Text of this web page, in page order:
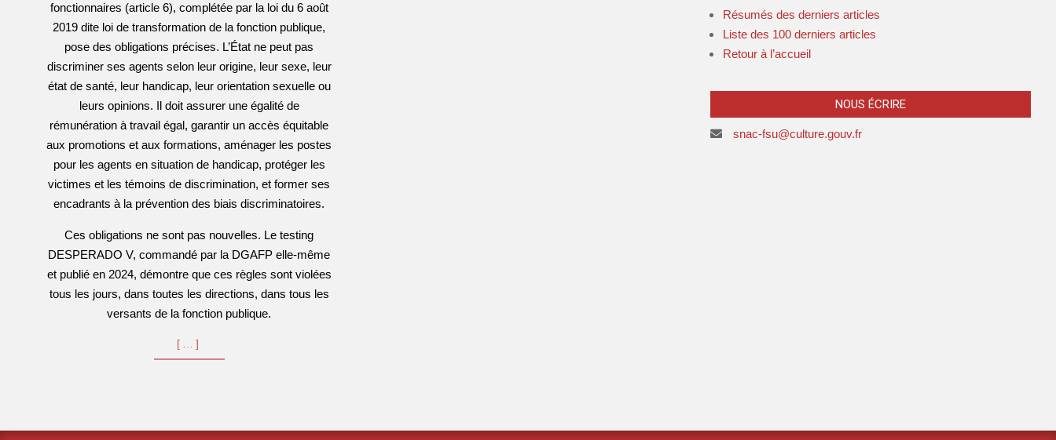
fonctionnaires (article 6), complétée par la loi du 6 août
2019 dite loi de transformation de la fonction publique,
pose des obligations précises. L’État ne peut pas
discriminer ses agents selon leur origine, leur sexe, leur
état de santé, leur handicap, leur orientation sexuelle ou
leurs opinions. Il doit assurer une égalité de
rémunération à travail égal, garantir un accès équitable
aux promotions et aux formations, aménager les postes
pour les agents en situation de handicap, protéger les
victimes et les témoins de discrimination, et former ses
encadrants à la prévention des biais discriminatoires.
Ces obligations ne sont pas nouvelles. Le testing
DESPERADO V, commandé par la DGAFP elle-même
et publié en 2024, démontre que ces règles sont violées
tous les jours, dans toutes les directions, dans tous les
versants de la fonction publique.
[…]
Résumés des derniers articles
Liste des 100 derniers articles
Retour à l’accueil
NOUS ÉCRIRE
snac-fsu@culture.gouv.fr